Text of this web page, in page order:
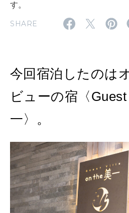
2026年6月号「大銀座 トレンドが生
2026年3月号「スイーツ
2025年12月号「お酒
FOLLOW
す。
SHARE
今回宿泊したのは
ビューの宿〈
一〉。